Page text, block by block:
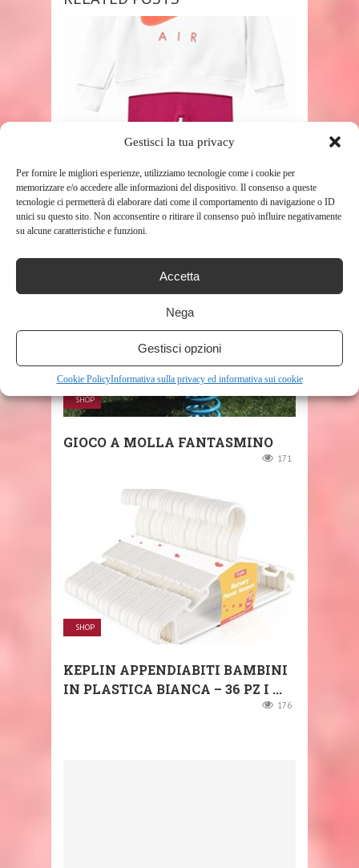
Gestisci la tua privacy
Per fornire le migliori esperienze, utilizziamo tecnologie come i cookie per
memorizzare e/o accedere alle informazioni del dispositivo. Il consenso a queste
tecnologie ci permetterà di elaborare dati come il comportamento di navigazione o ID
unici su questo sito. Non acconsentire o ritirare il consenso può influire negativamente
su alcune caratteristiche e funzioni.
Accetta
Nega
Gestisci opzioni
Cookie PolicyInformativa sulla privacy ed informativa sui cookie
NIKE TUTA 16H376A01 BAMBINA
BIANCA BIANCO 18M
SHOP
GIOCO A MOLLA FANTASMINO
171
SHOP
KEPLIN APPENDIABITI BAMBINI
IN PLASTICA BIANCA – 36 PZ I ...
176